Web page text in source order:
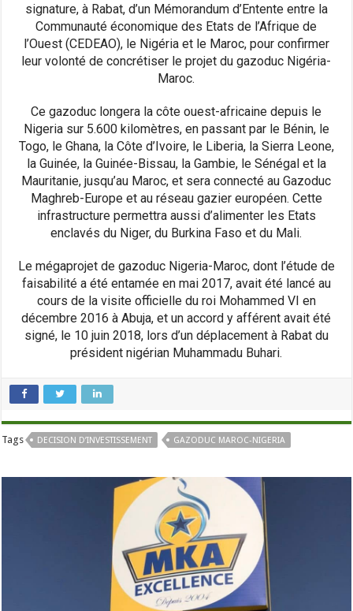
signature, à Rabat, d’un Mémorandum d’Entente entre la
Communauté économique des Etats de l’Afrique de
l’Ouest (CEDEAO), le Nigéria et le Maroc, pour confirmer
leur volonté de concrétiser le projet du gazoduc Nigéria-
Maroc.
Ce gazoduc longera la côte ouest-africaine depuis le
Nigeria sur 5.600 kilomètres, en passant par le Bénin, le
Togo, le Ghana, la Côte d’Ivoire, le Liberia, la Sierra Leone,
la Guinée, la Guinée-Bissau, la Gambie, le Sénégal et la
Mauritanie, jusqu’au Maroc, et sera connecté au Gazoduc
Maghreb-Europe et au réseau gazier européen. Cette
infrastructure permettra aussi d’alimenter les Etats
enclavés du Niger, du Burkina Faso et du Mali.
Le mégaprojet de gazoduc Nigeria-Maroc, dont l’étude de
faisabilité a été entamée en mai 2017, avait été lancé au
cours de la visite officielle du roi Mohammed VI en
décembre 2016 à Abuja, et un accord y afférent avait été
signé, le 10 juin 2018, lors d’un déplacement à Rabat du
président nigérian Muhammadu Buhari.
Tags DECISION D’INVESTISSEMENT GAZODUC MAROC-NIGERIA